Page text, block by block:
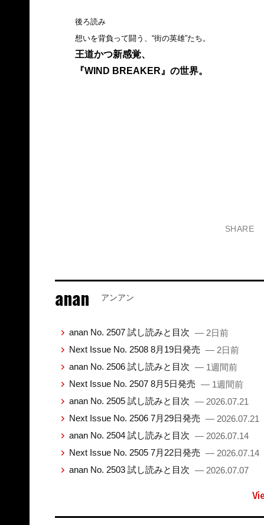
後ろ読み
想いを背負って闘う、“街の英雄”たち。
王道かつ新感覚、
『WIND BREAKER』の世界。
SHARE
anan アンアン
anan No. 2507 試し読みと目次 — 2日前
Next Issue No. 2508 8月19日発売 — 2日前
anan No. 2506 試し読みと目次 — 1週間前
Next Issue No. 2507 8月5日発売 — 1週間前
anan No. 2505 試し読みと目次 — 2026.07.21
Next Issue No. 2506 7月29日発売 — 2026.07.21
anan No. 2504 試し読みと目次 — 2026.07.14
Next Issue No. 2505 7月22日発売 — 2026.07.14
anan No. 2503 試し読みと目次 — 2026.07.07